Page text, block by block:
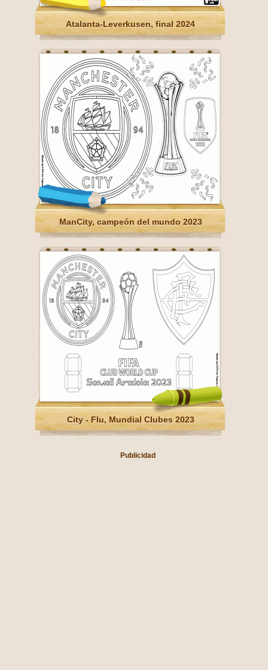
Atalanta-Leverkusen, final 2024
ManCity, campeón del mundo 2023
City - Flu, Mundial Clubes 2023
Publicidad